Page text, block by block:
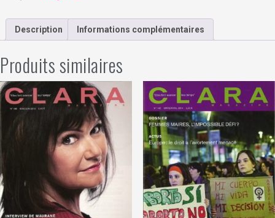
2016
Description Informations complémentaires
Produits similaires